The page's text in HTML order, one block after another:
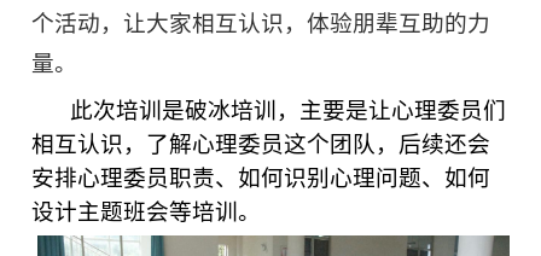
个活动，让大家相互认识，体验朋辈互助的力
量。
此次培训是破冰培训，主要是让心理委员们
相互认识，了解心理委员这个团队，后续还会
安排心理委员职责、如何识别心理问题、如何
设计主题班会等培训。